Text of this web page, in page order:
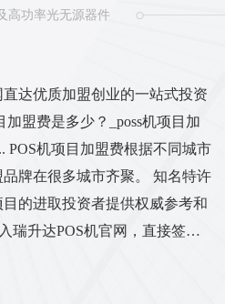
高功率光无源器件
达优质加盟创业的一站式投资
盟费是多少？_poss机项目加
POS机项目加盟费根据不同城市
牌在很多城市齐聚。 知名特许
的进取投资者提供权威参考和
瑞升达POS机官网，直接签名
加价收购POS机，招收代理商